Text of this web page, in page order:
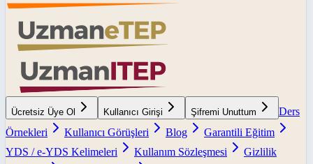
Ücretsiz Üye Ol Kullanıcı Girişi Şifremi Unuttum
Ders
Örnekleri
Kullanıcı Görüşleri Blog
Garantili Eğitim
YDS / e-YDS Kelimeleri
Kullanım Sözleşmesi
Gizlilik